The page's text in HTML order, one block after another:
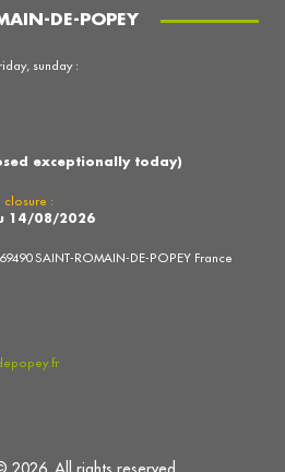
DE-POPEY
SAINT-ROMAIN-DE-POPEY France
sunday :
exceptionally today)
closure :
14/08/2026